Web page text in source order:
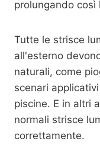
prolungando
Tutte le strisce
all'esterno
naturali, come
scenari
piscine. E in altri
normali strisce
correttamente.